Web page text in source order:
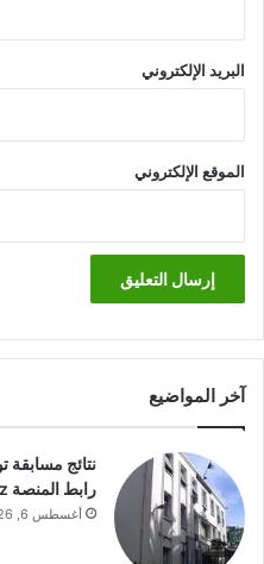
البريد الإلكتروني
الموقع الإلكتروني
آخر المواضيع
رابط المنصة education dz
أغسطس 6, 2026